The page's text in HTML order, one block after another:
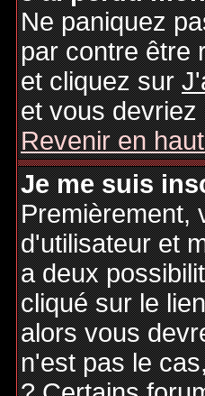
Ne paniquez
par contre être
et cliquez sur
et vous
Revenir en
Je me suis
Premièrement,
d'utilisateur et
a deux
cliqué sur le
alors vous
n'est pas le